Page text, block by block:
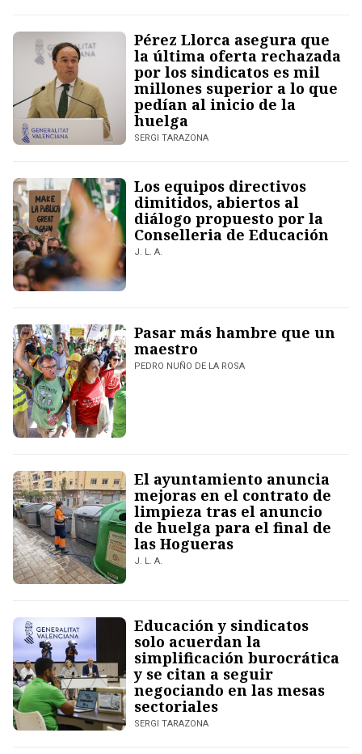
Pérez Llorca asegura que
la última oferta rechazada
por los sindicatos es mil
millones superior a lo que
pedían al inicio de la
huelga
SERGI TARAZONA
Los equipos directivos
dimitidos, abiertos al
diálogo propuesto por la
Conselleria de Educación
J. L. A.
Pasar más hambre que un
maestro
PEDRO NUÑO DE LA ROSA
El ayuntamiento anuncia
mejoras en el contrato de
limpieza tras el anuncio
de huelga para el final de
las Hogueras
J. L. A.
Educación y sindicatos
solo acuerdan la
simplificación burocrática
y se citan a seguir
negociando en las mesas
sectoriales
SERGI TARAZONA